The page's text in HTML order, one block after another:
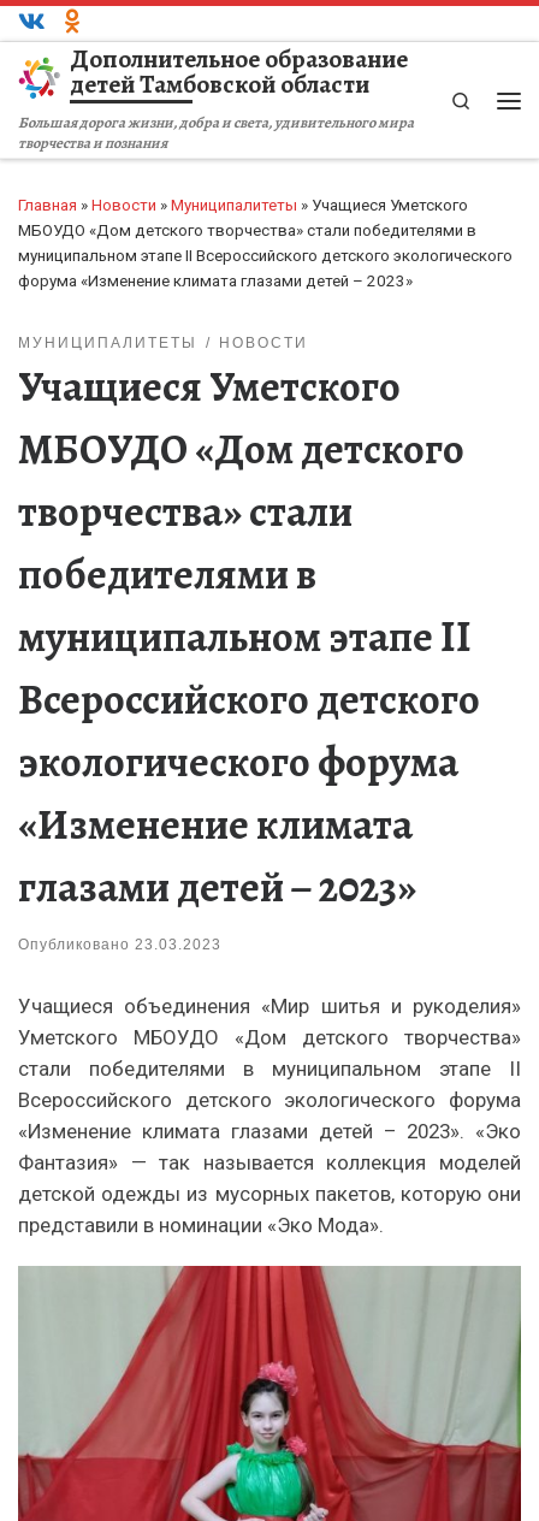
Перейти к содержимому
Дополнительное образование
детей Тамбовской области
Большая дорога жизни, добра и света, удивительного мира
творчества и познания
Search
Главная » Новости » Муниципалитеты » Учащиеся Уметского
МБОУДО «Дом детского творчества» стали победителями в
муниципальном этапе II Всероссийского детского экологического
форума «Изменение климата глазами детей – 2023»
МУНИЦИПАЛИТЕТЫ НОВОСТИ
Учащиеся Уметского
МБОУДО «Дом детского
творчества» стали
победителями в
муниципальном этапе II
Всероссийского детского
экологического форума
«Изменение климата
глазами детей – 2023»
Опубликовано 23.03.2023
Учащиеся объединения «Мир шитья и рукоделия»
Уметского МБОУДО «Дом детского творчества»
стали победителями в муниципальном этапе II
Всероссийского детского экологического форума
«Изменение климата глазами детей – 2023». «Эко
Фантазия» — так называется коллекция моделей
детской одежды из мусорных пакетов, которую они
представили в номинации «Эко Мода».